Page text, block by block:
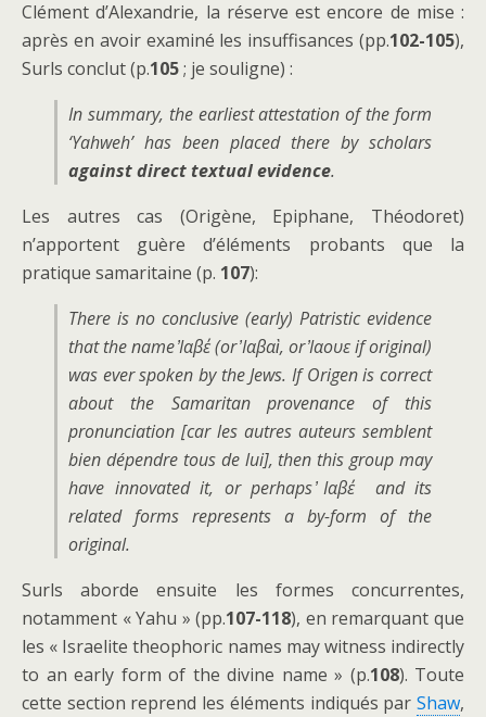
Clément d’Alexandrie, la réserve est encore de mise :
après en avoir examiné les insuffisances (pp.102-105),
Surls conclut (p.105; je souligne) :
In summary, the earliest attestation of the form
‘Yahweh’ has been placed there by scholars
against direct textual evidence.
Les autres cas (Origène, Epiphane, Théodoret)
n’apportent guère d’éléments probants que la
pratique samaritaine (p. 107):
There is no conclusive (early) Patristic evidence
that the name ̓Ιαβέ (or ̓Ιαβαὶ, or ̓Ιαουε if original)
was ever spoken by the Jews. If Origen is correct
about the Samaritan provenance of this
pronunciation [car les autres auteurs semblent
bien dépendre tous de lui], then this group may
have innovated it, or perhaps ̓Ιαβέ and its
related forms represents a by-form of the
original.
Surls aborde ensuite les formes concurrentes,
notamment « Yahu » (pp.107-118), en remarquant que
les « Israelite theophoric names may witness indirectly
to an early form of the divine name » (p.108). Toute
cette section reprend les éléments indiqués par Shaw,